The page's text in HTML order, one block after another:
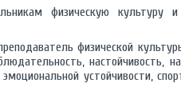
физическую
физической
настойчивость,
устойчивости,